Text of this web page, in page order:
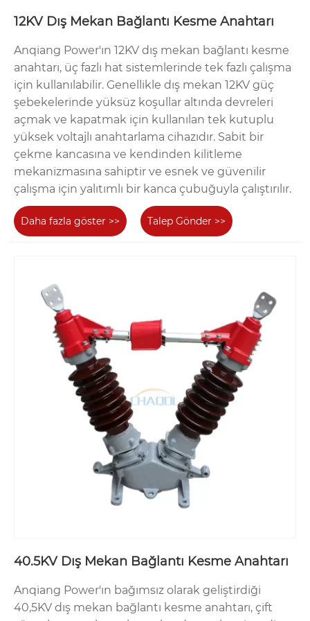
seçeceğiniz konusunda size rehberlik edecektir:
anahtarının nominal voltajını, nominal akımını ve
diğer ürün parametrelerini belirleyin;
2. Bağlantı kesme anahtarının iç mekana mı yoksa
dış mekana mı kurulacağını belirleyin ve çevre
kirlilik düzeyi, rakım, ortam sıcaklığı, sismik
yoğunluk gibi detaylı bilgileri alın;
3. Bağlantı kesme anahtarının hangi işlevleri yerine
getirmesi gerektiğini, yalnızca izolasyon işlevine mi
yoksa topraklama işlevine mi ihtiyaç duyduğunu
anlayın;
4. Bağlantı kesme anahtarının çalışma yöntemini
açıkça anlayın: manuel, elektrikli veya uzaktan
Hizmetler ve Taahhütler
1. Anqiang Power, devre gereksinimlerine, çevre
koşullarına ve güvenlik seviyesi gereksinimlerine
göre müşterilere uygun bağlantı kesme anahtarı
modellerini önerir;
2. Her ürünün fabrikadan çıkmadan önce güvenilir
kalitesini sağlamak için hammaddeden bitmiş
ürünlere kadar çok çeşitli tip testleri yürütüyoruz;
3. İşbirliğinin ardından Anqiang, kurulum rehberliği,
devreye alma hizmetleri ve ardından güvenlik
operasyonu eğitimi sağlayacak;
4. Anqiang ayrıca elektrik şebekesinin güvenli ve
istikrarlı çalışmasını desteklemek için hazır yedek
12KV Dış Mekan Bağlantı Kesme Anahtarı
Anqiang Power'ın 12KV dış mekan bağlantı kesme
anahtarı, üç fazlı hat sistemlerinde tek fazlı çalışma
için kullanılabilir. Genellikle dış mekan 12KV güç
şebekelerinde yüksüz koşullar altında devreleri
açmak ve kapatmak için kullanılan tek kutuplu
yüksek voltajlı anahtarlama cihazıdır. Sabit bir
çekme kancasına ve kendinden kilitleme
mekanizmasına sahiptir ve esnek ve güvenilir
çalışma için yalıtımlı bir kanca çubuğuyla çalıştırılır.
Daha fazla göster >> Talep Gönder >>
40.5KV Dış Mekan Bağlantı Kesme Anahtarı
Anqiang Power'ın bağımsız olarak geliştirdiği
40,5KV dış mekan bağlantı kesme anahtarı, çift